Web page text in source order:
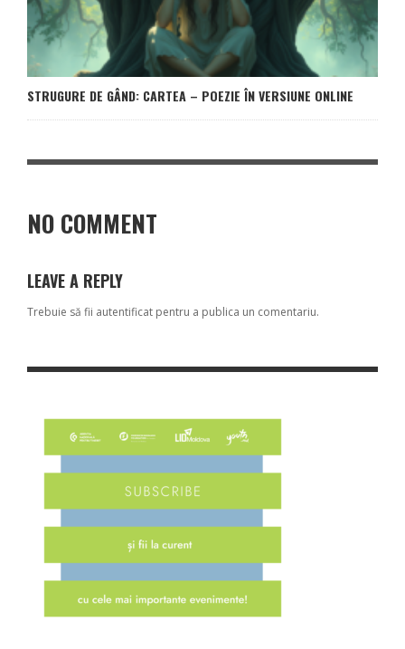
STRUGURE DE GÂND: CARTEA – POEZIE ÎN VERSIUNE ONLINE
NO COMMENT
LEAVE A REPLY
Trebuie să fii autentificat pentru a publica un comentariu.